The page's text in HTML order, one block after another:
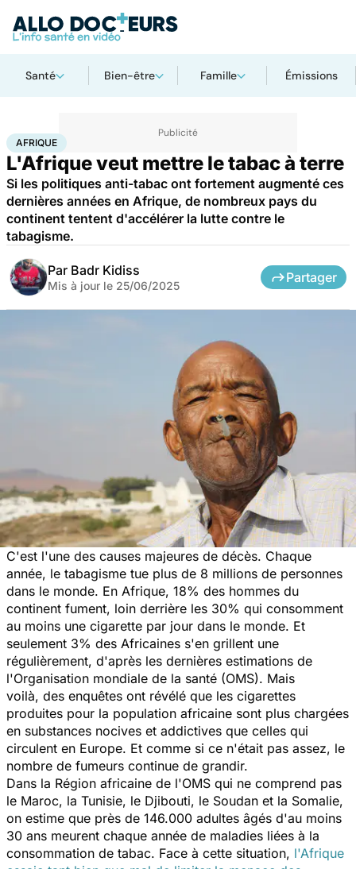
Santé Bien-être Famille Émissions
AccueilSanté Drogues et addictions
AFRIQUE
L'Afrique veut mettre le tabac à terre
Si les politiques anti-tabac ont fortement augmenté ces
dernières années en Afrique, de nombreux pays du
continent tentent d'accélérer la lutte contre le
tabagisme.
Par Badr Kidiss
Mis à jour le 25/06/2025
Partager
C'est l'une des causes majeures de décès. Chaque
année, le tabagisme tue plus de 8 millions de personnes
dans le monde. En Afrique, 18% des hommes du
continent fument, loin derrière les 30% qui consomment
au moins une cigarette par jour dans le monde. Et
seulement 3% des Africaines s'en grillent une
régulièrement, d'après les dernières estimations de
l'Organisation mondiale de la santé (OMS). Mais
voilà, des enquêtes ont révélé que les cigarettes
produites pour la population africaine sont plus chargées
en substances nocives et addictives que celles qui
circulent en Europe. Et comme si ce n'était pas assez, le
nombre de fumeurs continue de grandir.
Dans la Région africaine de l'OMS qui ne comprend pas
le Maroc, la Tunisie, le Djibouti, le Soudan et la Somalie,
on estime que près de 146.000 adultes âgés d'au moins
30 ans meurent chaque année de maladies liées à la
consommation de tabac. Face à cette situation, l'Afrique